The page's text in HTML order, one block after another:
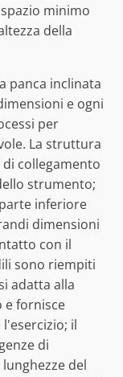
minimo
della
panca inclinata
e ogni
per
La struttura
collegamento
strumento;
inferiore
dimensioni
con il
sono riempiti
adatta alla
e fornisce
il
di
del